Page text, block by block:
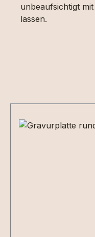
unbeaufsichtigt
lassen.